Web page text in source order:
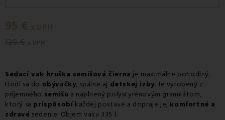
Utorok 11.08
95 € s DPH
Sedací vak hruška semišová čierna je maximálne pohodlný.
Hodí sa do obývačky, spálne aj detskej izby. Je vyrobený z
príjemného semišu a naplnený polystyrénovým granulátom,
ktorý sa prispôsobí každej postave a dopraje jej komfortné a
zdravé sedenie. Objem vaku 335 l.